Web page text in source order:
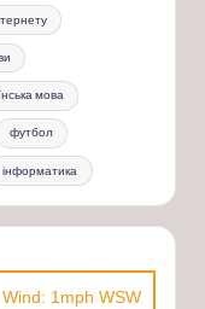
мова
футбол
інформатика
Wind: 1mph WSW